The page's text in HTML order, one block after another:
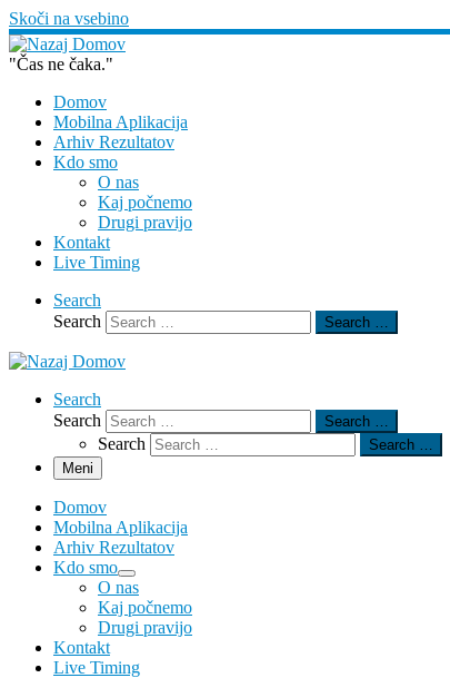
Skoči na vsebino
"Čas ne čaka."
Domov
Mobilna Aplikacija
Arhiv Rezultatov
Kdo smo
O nas
Kaj počnemo
Drugi pravijo
Kontakt
Live Timing
Search
Search
Search …
Search
Search
Search …
Search
Search …
Meni
Domov
Mobilna Aplikacija
Arhiv Rezultatov
Kdo smo
O nas
Kaj počnemo
Drugi pravijo
Kontakt
Live Timing